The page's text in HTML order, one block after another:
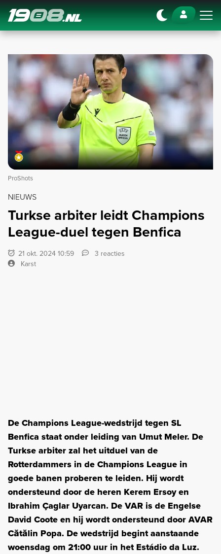
Navigation
ProShots
NIEUWS
Turkse arbiter leidt Champions
League-duel tegen Benfica
21 okt. 2024 10:59
3 reacties
Karst
De Champions League-wedstrijd tegen SL
Benfica staat onder leiding van Umut Meler. De
Turkse arbiter zal het uitduel van de
Rotterdammers in de Champions League in
goede banen proberen te leiden. Hij wordt
ondersteund door de heren Kerem Ersoy en
Ibrahim Çaglar Uyarcan. De VAR is de Engelse
David Coote en hij wordt ondersteund door AVAR
Cătălin Popa. De wedstrijd begint aanstaande
woensdag om 21:00 uur in het Estádio da Luz.